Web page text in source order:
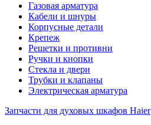
Газовая арматура
Кабели и шнуры
Корпусные детали
Крепеж
Решетки и противни
Ручки и кнопки
Стекла и двери
Трубки и клапаны
Электрическая арматура
Запчасти для духовых шкафов Haier